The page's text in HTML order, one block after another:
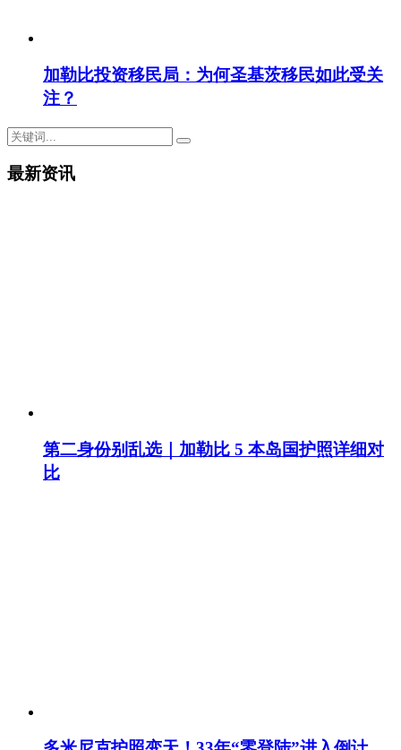
加勒比投资移民局：为何圣基茨移民如此受关
注？
最新资讯
第二身份别乱选｜加勒比 5 本岛国护照详细对
比